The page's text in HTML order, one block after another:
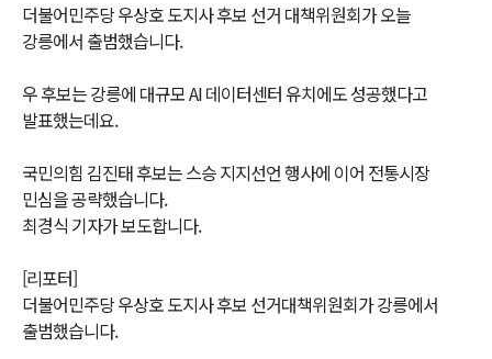
더불어민주당 우상호 도지사 후보 선거 대책위원회가 오늘
강릉에서 출범했습니다.
우 후보는 강릉에 대규모 AI 데이터센터 유치에도 성공했다고
발표했는데요.
국민의힘 김진태 후보는 스승 지지선언 행사에 이어 전통시장
민심을 공략했습니다.
최경식 기자가 보도합니다.
[리포터]
더불어민주당 우상호 도지사 후보 선거대책위원회가 강릉에서
출범했습니다.